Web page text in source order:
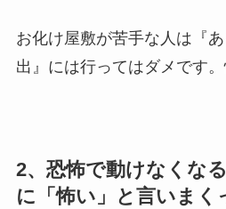
お化け屋敷が苦手な人は『
出』には行ってはダメです。
2、恐怖で動けなくな
に「怖い」と言いまく